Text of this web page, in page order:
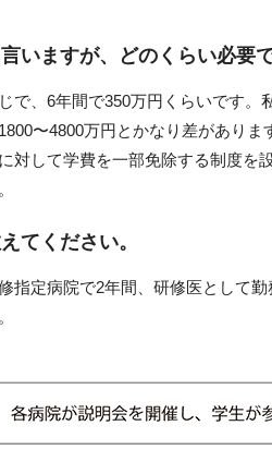
いますが、どのくらい必要
で、6年間で350万円くらいです。
〜4800万円とかなり差があり
対して学費を一部免除する制度を
てください。
指定病院で2年間、研修医として